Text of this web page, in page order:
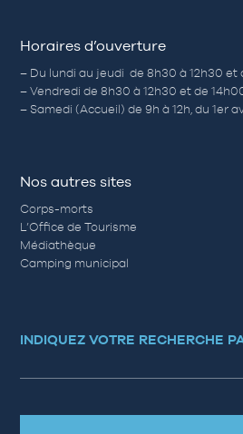
Horaires d’ouverture
– Du lundi au jeudi de 8h30 à 12h30 et
– Vendredi de 8h30 à 12h30 et de
– Samedi (Accueil) de 9h à 12h, du 1er
Nos autres sites
Corps-morts
L’Office de Tourisme
Médiathèque
Camping municipal
INDIQUEZ VOTRE RECHERCHE